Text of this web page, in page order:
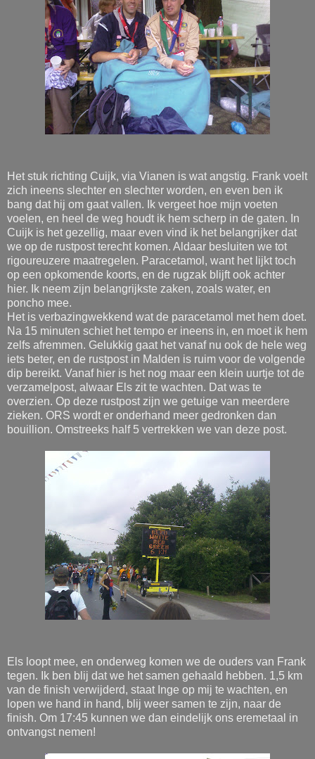
Het stuk richting Cuijk, via Vianen is wat angstig. Frank voelt
zich ineens slechter en slechter worden, en even ben ik
bang dat hij om gaat vallen. Ik vergeet hoe mijn voeten
voelen, en heel de weg houdt ik hem scherp in de gaten. In
Cuijk is het gezellig, maar even vind ik het belangrijker dat
we op de rustpost terecht komen. Aldaar besluiten we tot
rigoureuzere maatregelen. Paracetamol, want het lijkt toch
op een opkomende koorts, en de rugzak blijft ook achter
hier. Ik neem zijn belangrijkste zaken, zoals water, en
poncho mee.
Het is verbazingwekkend wat de paracetamol met hem doet.
Na 15 minuten schiet het tempo er ineens in, en moet ik hem
zelfs afremmen. Gelukkig gaat het vanaf nu ook de hele weg
iets beter, en de rustpost in Malden is ruim voor de volgende
dip bereikt. Vanaf hier is het nog maar een klein uurtje tot de
verzamelpost, alwaar Els zit te wachten. Dat was te
overzien. Op deze rustpost zijn we getuige van meerdere
zieken. ORS wordt er onderhand meer gedronken dan
bouillion. Omstreeks half 5 vertrekken we van deze post.
Els loopt mee, en onderweg komen we de ouders van Frank
tegen. Ik ben blij dat we het samen gehaald hebben. 1,5 km
van de finish verwijderd, staat Inge op mij te wachten, en
lopen we hand in hand, blij weer samen te zijn, naar de
finish. Om 17:45 kunnen we dan eindelijk ons eremetaal in
ontvangst nemen!